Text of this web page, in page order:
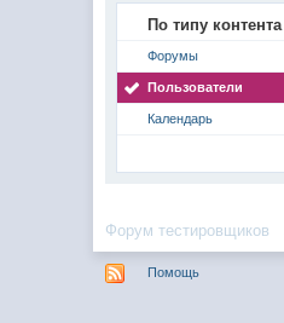
По типу контента
Форумы
Пользователи
Календарь
Форум тестировщиков
Помощь